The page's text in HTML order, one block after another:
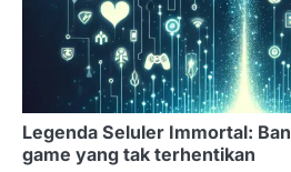
Legenda Seluler Immortal:
game yang tak terhentikan